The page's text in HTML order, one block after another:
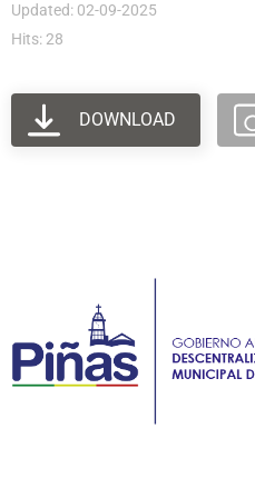
Updated: 02-09-2025
Hits: 28
DOWNLOAD